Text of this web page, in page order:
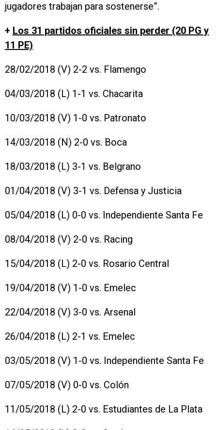
jugadores trabajan para sostenerse”.
+ Los 31 partidos oficiales sin perder (20 PG y
11 PE)
28/02/2018 (V) 2-2 vs. Flamengo
04/03/2018 (L) 1-1 vs. Chacarita
10/03/2018 (V) 1-0 vs. Patronato
14/03/2018 (N) 2-0 vs. Boca
18/03/2018 (L) 3-1 vs. Belgrano
01/04/2018 (V) 3-1 vs. Defensa y Justicia
05/04/2018 (L) 0-0 vs. Independiente Santa Fe
08/04/2018 (V) 2-0 vs. Racing
15/04/2018 (L) 2-0 vs. Rosario Central
19/04/2018 (V) 1-0 vs. Emelec
22/04/2018 (V) 3-0 vs. Arsenal
26/04/2018 (L) 2-1 vs. Emelec
03/05/2018 (V) 1-0 vs. Independiente Santa Fe
07/05/2018 (V) 0-0 vs. Colón
11/05/2018 (L) 2-0 vs. Estudiantes de La Plata